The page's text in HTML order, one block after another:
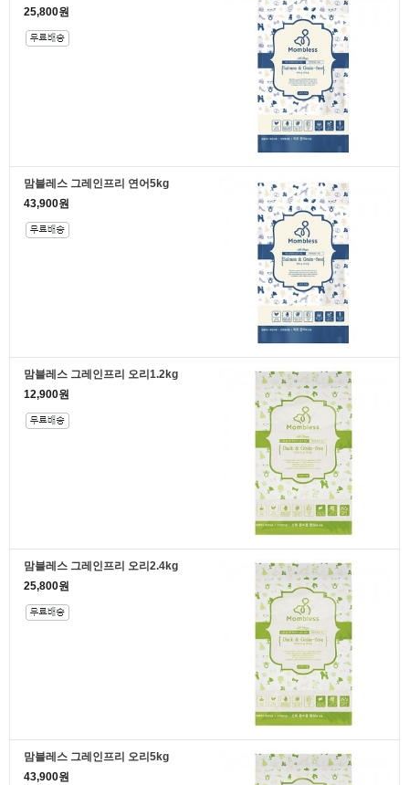
25,800원
맘블레스 그레인프리 연어5kg
43,900원
맘블레스 그레인프리 오리1.2kg
12,900원
맘블레스 그레인프리 오리2.4kg
25,800원
맘블레스 그레인프리 오리5kg
43,900원